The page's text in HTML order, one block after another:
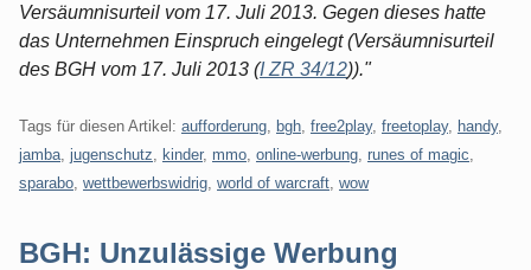
Versäumnisurteil vom 17. Juli 2013. Gegen dieses hatte
das Unternehmen Einspruch eingelegt (Versäumnisurteil
des BGH vom 17. Juli 2013 (I ZR 34/12))."
Tags für diesen Artikel: aufforderung bgh free2play, freetoplay, handy,
jamba jugenschutz kinder, mmo online-werbung runes of magic
sparabo wettbewerbswidrig world of warcraft wow
BGH: Unzulässige Werbung